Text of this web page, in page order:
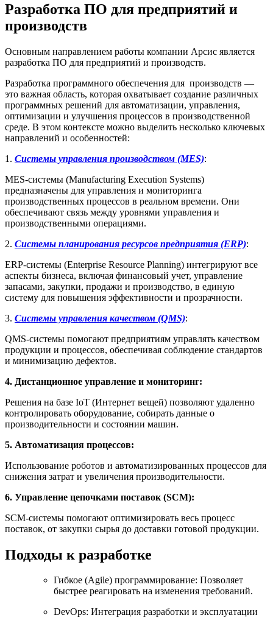
Разработка ПО для предприятий и
производств
Основным направлением работы компании Арсис является
разработка ПО для предприятий и производств.
Разработка программного обеспечения для производств —
это важная область, которая охватывает создание различных
программных решений для автоматизации, управления,
оптимизации и улучшения процессов в производственной
среде. В этом контексте можно выделить несколько ключевых
направлений и особенностей:
1. Системы управления производством (MES):
MES-системы (Manufacturing Execution Systems)
предназначены для управления и мониторинга
производственных процессов в реальном времени. Они
обеспечивают связь между уровнями управления и
производственными операциями.
2. Системы планирования ресурсов предприятия (ERP):
ERP-системы (Enterprise Resource Planning) интегрируют все
аспекты бизнеса, включая финансовый учет, управление
запасами, закупки, продажи и производство, в единую
систему для повышения эффективности и прозрачности.
3. Системы управления качеством (QMS):
QMS-системы помогают предприятиям управлять качеством
продукции и процессов, обеспечивая соблюдение стандартов
и минимизацию дефектов.
4. Дистанционное управление и мониторинг:
Решения на базе IoT (Интернет вещей) позволяют удаленно
контролировать оборудование, собирать данные о
производительности и состоянии машин.
5. Автоматизация процессов:
Использование роботов и автоматизированных процессов для
снижения затрат и увеличения производительности.
6. Управление цепочками поставок (SCM):
SCM-системы помогают оптимизировать весь процесс
поставок, от закупки сырья до доставки готовой продукции.
Подходы к разработке
Гибкое (Agile) программирование: Позволяет
быстрее реагировать на изменения требований.
DevOps: Интеграция разработки и эксплуатации